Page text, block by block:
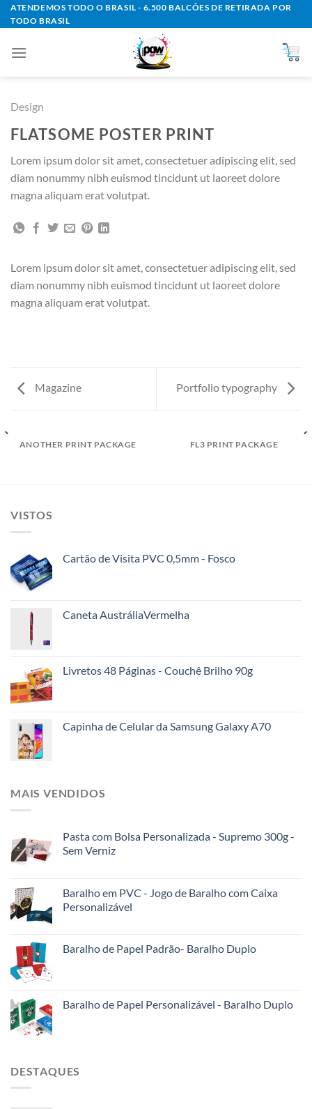
Skip
to
ATENDEMOS TODO O BRASIL - 6.500 BALCÕES DE RETIRADA POR
TODO BRASIL
Design
FLATSOME POSTER PRINT
Lorem ipsum dolor sit amet, consectetuer adipiscing elit, sed
diam nonummy nibh euismod tincidunt ut laoreet dolore
magna aliquam erat volutpat.
Lorem ipsum dolor sit amet, consectetuer adipiscing elit, sed
diam nonummy nibh euismod tincidunt ut laoreet dolore
magna aliquam erat volutpat.
Magazine Portfolio typography
ANOTHER PRINT PACKAGE FL3 PRINT PACKAGE
VISTOS
Cartão de Visita PVC 0,5mm - Fosco
Caneta AustráliaVermelha
Livretos 48 Páginas - Couchê Brilho 90g
Capinha de Celular da Samsung Galaxy A70
MAIS VENDIDOS
Pasta com Bolsa Personalizada - Supremo 300g -
Sem Verniz
Baralho em PVC - Jogo de Baralho com Caixa
Personalizável
Baralho de Papel Padrão- Baralho Duplo
Baralho de Papel Personalizável - Baralho Duplo
DESTAQUES